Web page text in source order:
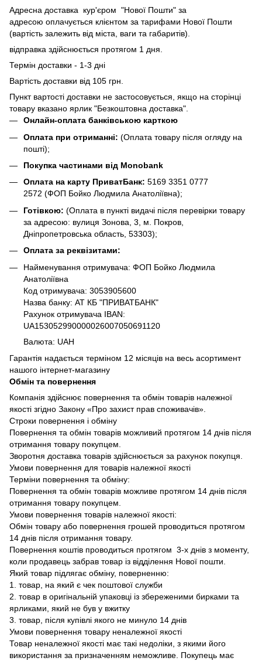
Адресна доставка кур'єром "Нової Пошти" за
адресою оплачується клієнтом за тарифами Нової Пошти
(вартість залежить від міста, ваги та габаритів).
відправка здійснюється протягом 1 дня.
Термін доставки - 1-3 дні
Вартість доставки від 105 грн.
Пункт вартості доставки не застосовується, якщо на сторінці
товару вказано ярлик "Безкоштовна доставка".
Онлайн-оплата банківською карткою
Оплата при отриманні: (Оплата товару після огляду на
пошті);
Покупка частинами від Monobank
Оплата на карту ПриватБанк: 5169 3351 0777
2572 (ФОП Бойко Людмила Анатоліївна);
Готівкою: (Оплата в пункті видачі після перевірки товару
за адресою: вулиця Зонова, 3, м. Покров,
Дніпропетровська область, 53303);
Оплата за реквізитами:
Найменування отримувача: ФОП Бойко Людмила
Анатоліївна
Код отримувача: 3053905600
Назва банку: АТ КБ "ПРИВАТБАНК"
Рахунок отримувача IBAN:
UA153052990000026007050691120
Валюта: UAH
Гарантія надається терміном 12 місяців на весь асортимент
нашого інтернет-магазину
Обмін та повернення
Компанія здійснює повернення та обмін товарів належної
якості згідно Закону «Про захист прав споживачів».
Строки повернення і обміну
Повернення та обмін товарів можливий протягом 14 днів після
отримання товару покупцем.
Зворотня доставка товарів здійснюється за рахунок покупця.
Умови повернення для товарів належної якості
Терміни повернення та обміну:
Повернення та обмін товарів можливе протягом 14 днів після
отримання товару покупцем.
Умови повернення товарів належної якості:
Обмін товару або повернення грошей проводиться протягом
14 днів після отримання товару.
Повернення коштів проводиться протягом 3-х днів з моменту,
коли продавець забрав товар із відділення Нової пошти.
Який товар підлягає обміну, поверненню:
1. товар, на який є чек поштової служби
2. товар в оригінальній упаковці із збереженими бирками та
ярликами, який не був у вжитку
3. товар, після купівлі якого не минуло 14 днів
Умови повернення товару неналежної якості
Товар неналежної якості має такі недоліки, з якими його
використання за призначенням неможливе. Покупець має